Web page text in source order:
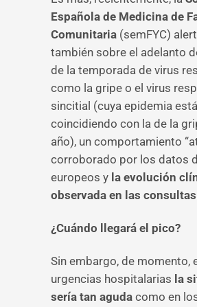
Española de Medicina de
Comunitaria (semFYC)
también sobre el adelanto
de la temporada de virus
como la gripe o el virus
sincitial (cuya epidemia está
coincidiendo con la de la
año), un comportamiento
corroborado por los datos
europeos y la evolución
observada en las
¿Cuándo llegará el pico?
Sin embargo, de momento,
urgencias hospitalarias la
sería tan aguda como en